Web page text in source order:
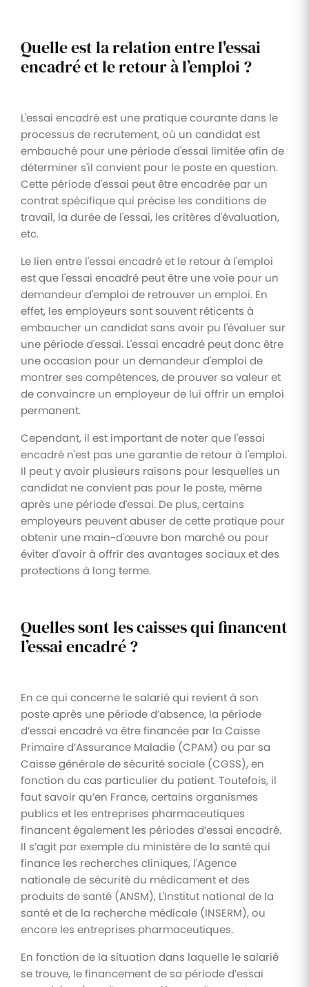
Quelle est la relation entre l'essai
encadré et le retour à l’emploi ?
L'essai encadré est une pratique courante dans le
processus de recrutement, où un candidat est
embauché pour une période d'essai limitée afin de
déterminer s'il convient pour le poste en question.
Cette période d'essai peut être encadrée par un
contrat spécifique qui précise les conditions de
travail, la durée de l'essai, les critères d'évaluation,
etc.
Le lien entre l'essai encadré et le retour à l'emploi
est que l'essai encadré peut être une voie pour un
demandeur d'emploi de retrouver un emploi. En
effet, les employeurs sont souvent réticents à
embaucher un candidat sans avoir pu l'évaluer sur
une période d'essai. L'essai encadré peut donc être
une occasion pour un demandeur d'emploi de
montrer ses compétences, de prouver sa valeur et
de convaincre un employeur de lui offrir un emploi
permanent.
Cependant, il est important de noter que l'essai
encadré n'est pas une garantie de retour à l'emploi.
Il peut y avoir plusieurs raisons pour lesquelles un
candidat ne convient pas pour le poste, même
après une période d'essai. De plus, certains
employeurs peuvent abuser de cette pratique pour
obtenir une main-d'œuvre bon marché ou pour
éviter d'avoir à offrir des avantages sociaux et des
protections à long terme.
Quelles sont les caisses qui financent
l’essai encadré ?
En ce qui concerne le salarié qui revient à son
poste après une période d’absence, la période
d’essai encadré va être financée par la Caisse
Primaire d’Assurance Maladie (CPAM) ou par sa
Caisse générale de sécurité sociale (CGSS), en
fonction du cas particulier du patient. Toutefois, il
faut savoir qu’en France, certains organismes
publics et les entreprises pharmaceutiques
financent également les périodes d’essai encadré.
Il s’agit par exemple du ministère de la santé qui
finance les recherches cliniques, l'Agence
nationale de sécurité du médicament et des
produits de santé (ANSM), L'Institut national de la
santé et de la recherche médicale (INSERM), ou
encore les entreprises pharmaceutiques.
En fonction de la situation dans laquelle le salarié
se trouve, le financement de sa période d’essai